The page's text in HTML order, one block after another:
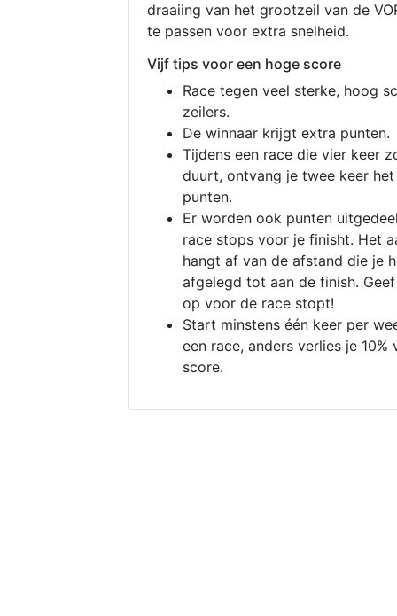
draaiing van het grootzeil van de
te passen voor extra snelheid.
Vijf tips voor een hoge score
Race tegen veel sterke, hoog
zeilers.
De winnaar krijgt extra punten.
Tijdens een race die vier keer
duurt, ontvang je twee keer
punten.
Er worden ook punten
race stops voor je finisht. Het
hangt af van de afstand die je
afgelegd tot aan de finish.
op voor de race stopt!
Start minstens één keer per
een race, anders verlies je 10%
score.